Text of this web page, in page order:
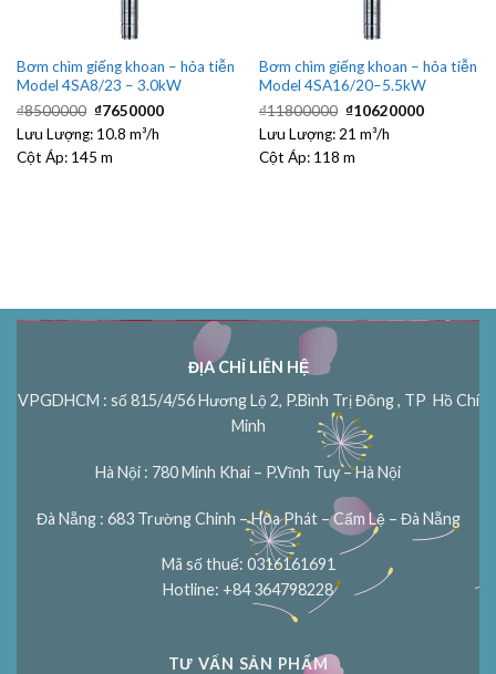
Bơm chìm giếng khoan – hỏa tiễn
Model 4SA8/23 – 3.0kW
₫8500000 Giá
gốc
là:
₫8500000.
₫7650000Giá
hiện
Lưu Lượng: 10.8 m³/h
Cột Áp: 145 m
Bơm chìm giếng khoan – hỏa tiễn
Model 4SA16/20–5.5kW
₫11800000 Giá
gốc
là:
₫10620000Giá
hiện
Lưu Lượng: 21 m³/h
Cột Áp: 118 m
ĐỊA CHỈ LIÊN HỆ
VPGDHCM : số 815/4/56 Hương Lộ 2, P.Bình Trị Đông , TP Hồ Chí
Minh
Hà Nội : 780 Minh Khai – P.Vĩnh Tuy – Hà Nội
Đà Nẵng : 683 Trường Chinh – Hòa Phát – Cẩm Lệ – Đà Nẵng
Mã số thuế: 0316161691
Hotline: +84 364798228
TƯ VẤN SẢN PHẨM